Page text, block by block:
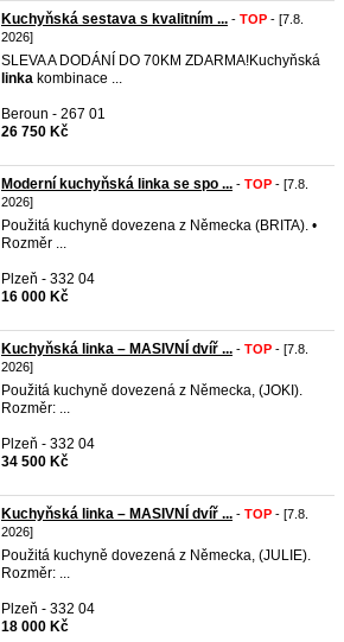
Kuchyňská sestava s kvalitním ... - TOP - [7.8.
2026]
SLEVA A DODÁNÍ DO 70KM ZDARMA!Kuchyňská
linka kombinace ...
Beroun - 267 01
26 750 Kč
Moderní kuchyňská linka se spo ... - TOP - [7.8.
2026]
Použitá kuchyně dovezena z Německa (BRITA). •
Rozměr ...
Plzeň - 332 04
16 000 Kč
Kuchyňská linka – MASIVNÍ dvíř ... - TOP - [7.8.
2026]
Použitá kuchyně dovezená z Německa, (JOKI).
Rozměr: ...
Plzeň - 332 04
34 500 Kč
Kuchyňská linka – MASIVNÍ dvíř ... - TOP - [7.8.
2026]
Použitá kuchyně dovezená z Německa, (JULIE).
Rozměr: ...
Plzeň - 332 04
18 000 Kč